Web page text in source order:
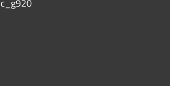
c_g920